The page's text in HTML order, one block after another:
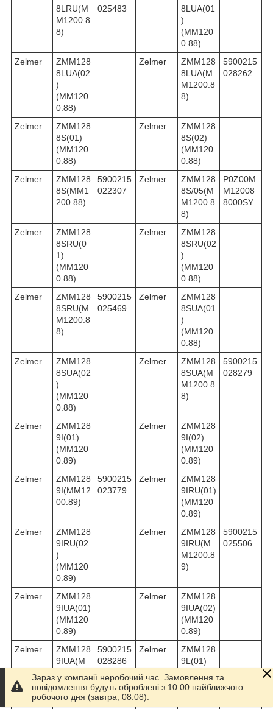
8LRU(M
M1200.8
8)
025483
8LUA(01
)
(MM120
0.88)
Zelmer
ZMM128
8LUA(02
)
(MM120
0.88)
Zelmer
ZMM128
8LUA(M
M1200.8
8)
5900215
028262
Zelmer
ZMM128
8S(01)
(MM120
0.88)
Zelmer
ZMM128
8S(02)
(MM120
0.88)
Zelmer
ZMM128
8S(MM1
200.88)
5900215
022307
Zelmer
ZMM128
8S/05(M
M1200.8
8)
P0Z00M
M12008
8000SY
Zelmer
ZMM128
8SRU(0
1)
(MM120
0.88)
Zelmer
ZMM128
8SRU(02
)
(MM120
0.88)
Zelmer
ZMM128
8SRU(M
M1200.8
8)
5900215
025469
Zelmer
ZMM128
8SUA(01
)
(MM120
0.88)
Zelmer
ZMM128
8SUA(02
)
(MM120
0.88)
Zelmer
ZMM128
8SUA(M
M1200.8
8)
5900215
028279
Zelmer
ZMM128
9I(01)
(MM120
0.89)
Zelmer
ZMM128
9I(02)
(MM120
0.89)
Zelmer
ZMM128
9I(MM12
00.89)
5900215
023779
Zelmer
ZMM128
9IRU(01)
(MM120
0.89)
Zelmer
ZMM128
9IRU(02
)
(MM120
0.89)
Zelmer
ZMM128
9IRU(M
M1200.8
9)
5900215
025506
Zelmer
ZMM128
9IUA(01)
(MM120
0.89)
Zelmer
ZMM128
9IUA(02)
(MM120
0.89)
Zelmer
ZMM128
9IUA(M
9)
5900215
028286
Zelmer
ZMM128
9L(01)
0.89)
Zelmer
ZMM128
Zelmer
Зараз у компанії неробочий час. Замовлення та
повідомлення будуть оброблені з 10:00 найближчого
робочого дня (завтра, 08.08).